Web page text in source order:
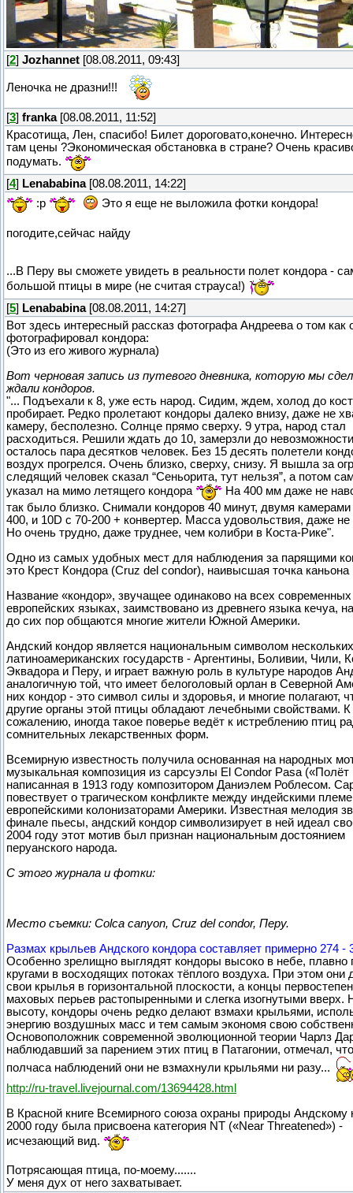
[2] Jozhannet [08.08.2011, 09:43]
Леночка не дразни!!!
[3] franka[08.08.2011, 11:52]
Красотища, Лен, спасибо! Билет дороговато,конечно.
там цены ?Экономическая обстановка в стране? Очень
подумать.
[4] Lenababina[08.08.2011, 14:22]
:p
Это я еще не выложила фотки кондора!
погодите,сейчас найду
...В Перу вы сможете увидеть в реальности полет кондора -
большой птицы в мире (не считая страуса!)
[5] Lenababina[08.08.2011, 14:27]
Вот здесь интересный рассказ фотографа Андреева о том как
фотографировал кондора:
(Это из его живого журнала)
Вот черновая запись из путевого дневника, которую мы
ждали кондоров.
"... Подъехали к 8, уже есть народ. Сидим, ждем, холод до
пробирает. Редко пролетают кондоры далеко внизу, даже не
камеру, бесполезно. Солнце прямо сверху. 9 утра, народ стал
расходиться. Решили ждать до 10, замерзли до
осталось пара десятков человек. Без 15 десять полетели
воздух прогрелся. Очень близко, сверху, снизу. Я вышла за
следящий человек сказал “Сеньорита, тут нельзя”, а потом
указал на мимо летящего кондора
На 400 мм даже не
так было близко. Снимали кондоров 40 минут, двумя камерами
400, и 10D с 70-200 + конвертер. Масса удовольствия, даже
Но очень трудно, даже труднее, чем колибри в Коста-Рике".
Одно из самых удобных мест для наблюдения за парящими
это Крест Кондора (Cruz del condor), наивысшая точка каньона
Название «кондор», звучащее одинаково на всех современных
европейских языках, заимствовано из древнего языка кечуа,
до сих пор общаются многие жители Южной Америки.
Андский кондор является национальным символом нескольких
латиноамериканских государств - Аргентины, Боливии, Чили,
Эквадора и Перу, и играет важную роль в культуре народов
аналогичную той, что имеет белоголовый орлан в Северной
них кондор - это символ силы и здоровья, и многие полагают,
другие органы этой птицы обладают лечебными свойствами. К
сожалению, иногда такое поверье ведёт к истреблению птиц
сомнительных лекарственных форм.
Всемирную известность получила основанная на народных
музыкальная композиция из сарсуэлы El Condor Pasa («Полёт
написанная в 1913 году композитором Даниэлем Роблесом.
повествует о трагическом конфликте между индейскими
европейскими колонизаторами Америки. Известная мелодия
финале пьесы, андский кондор символизирует в ней идеал
2004 году этот мотив был признан национальным достоянием
перуанского народа.
С этого журнала и фотки:
Место съемки: Colca canyon, Cruz del condor, Перу.
Размах крыльев Андского кондора составляет примерно 274 -
Особенно зрелищно выглядят кондоры высоко в небе, плавно
кругами в восходящих потоках тёплого воздуха. При этом они
свои крылья в горизонтальной плоскости, а концы
маховых перьев растопыренными и слегка изогнутыми вверх.
высоту, кондоры очень редко делают взмахи крыльями,
энергию воздушных масс и тем самым экономя свою
Основоположник современной эволюционной теории Чарлз
наблюдавший за парением этих птиц в Патагонии, отмечал,
полчаса наблюдений они не взмахнули крыльями ни разу...
http://ru-travel.livejournal.com/13694428.html
В Красной книге Всемирного союза охраны природы Андскому
2000 году была присвоена категория NT («Near Threatened») -
исчезающий вид.
Потрясающая птица, по-моему.......
У меня дух от него захватывает.